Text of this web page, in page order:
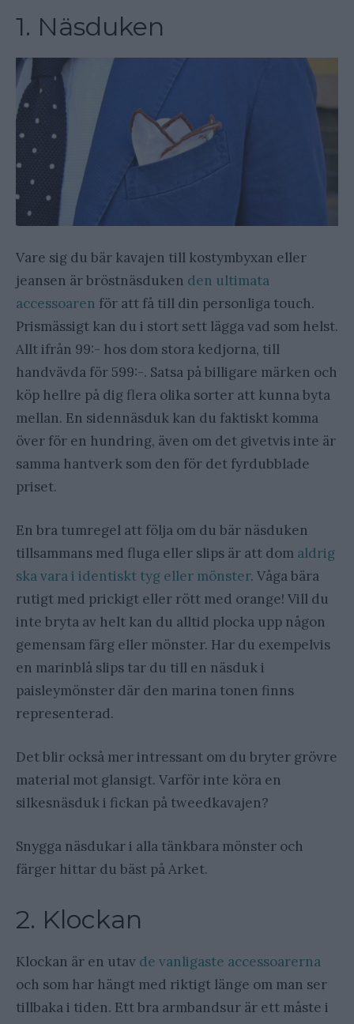
1. Näsduken
Vare sig du bär kavajen till kostymbyxan eller
jeansen är bröstnäsduken den ultimata
accessoaren för att få till din personliga touch.
Prismässigt kan du i stort sett lägga vad som helst.
Allt ifrån 99:- hos dom stora kedjorna, till
handvävda för 599:-. Satsa på billigare märken och
köp hellre på dig flera olika sorter att kunna byta
mellan. En sidennäsduk kan du faktiskt komma
över för en hundring, även om det givetvis inte är
samma hantverk som den för det fyrdubblade
priset.
En bra tumregel att följa om du bär näsduken
tillsammans med fluga eller slips är att dom aldrig
ska vara i identiskt tyg eller mönster. Våga bära
rutigt med prickigt eller rött med orange! Vill du
inte bryta av helt kan du alltid plocka upp någon
gemensam färg eller mönster. Har du exempelvis
en marinblå slips tar du till en näsduk i
paisleymönster där den marina tonen finns
representerad.
Det blir också mer intressant om du bryter grövre
material mot glansigt. Varför inte köra en
silkesnäsduk i fickan på tweedkavajen?
Snygga näsdukar i alla tänkbara mönster och
färger hittar du bäst på Arket.
2. Klockan
Klockan är en utav de vanligaste accessoarerna
och som har hängt med riktigt länge om man ser
tillbaka i tiden. Ett bra armbandsur är ett måste i